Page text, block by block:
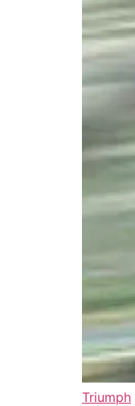
Triumph